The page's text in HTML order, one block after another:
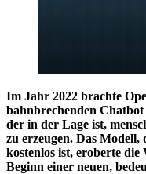
Im Jahr 2022 brachte
bahnbrechenden
der in der Lage ist,
zu erzeugen. Das
kostenlos ist, eroberte
Beginn einer neuen,